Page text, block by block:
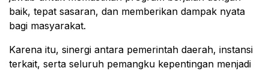
baik, tepat sasaran, dan memberikan dampak nyata
bagi masyarakat.
Karena itu, sinergi antara pemerintah daerah, instansi
terkait, serta seluruh pemangku kepentingan menjadi